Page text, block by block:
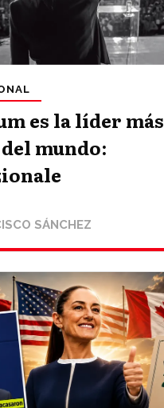
es la líder más
mundo:
SÁNCHEZ